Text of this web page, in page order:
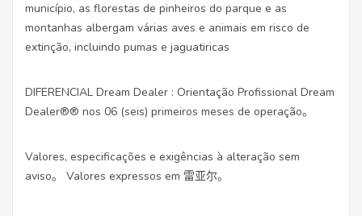
município, as florestas de pinheiros do parque e as
montanhas albergam várias aves e animais em risco de
extinção, incluindo pumas e jaguatiricas
DIFERENCIAL Dream Dealer : Orientação Profissional Dream
Dealer®® nos 06 (seis) primeiros meses de operação。
Valores, especificações e exigências à alteração sem
aviso。 Valores expressos em 雷亚尔。